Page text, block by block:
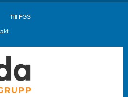
Till FGS